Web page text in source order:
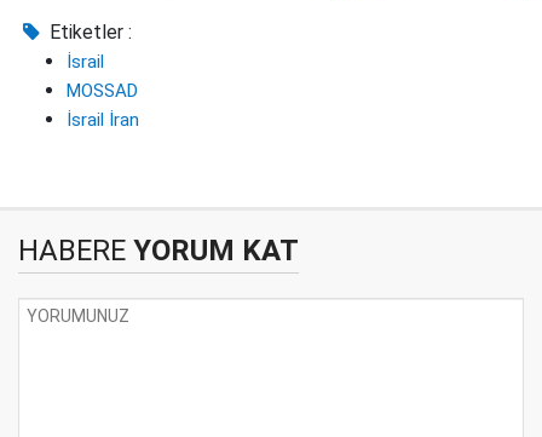
Etiketler :
İsrail
MOSSAD
İsrail İran
HABERE YORUM KAT